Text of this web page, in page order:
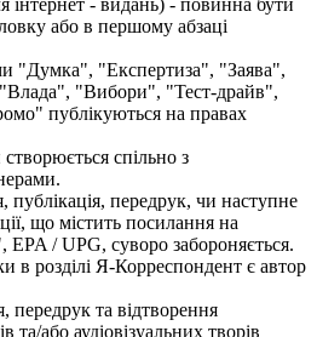
або в першому абзаці
"Думка", "Експертиза", "Заява",
"Вибори", "Тест-драйв",
публікуються на правах
спільно з
публікація, передрук, чи наступне
що містить посилання на
EPA / UPG, суворо забороняється.
в розділі Я-Корреспондент є автор
передрук та відтворення
та/або аудіовізуальних творів